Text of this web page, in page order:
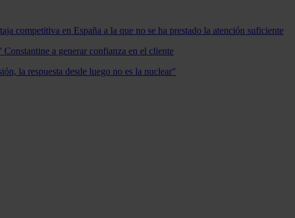
competitiva en España a la que no se ha prestado la atención suficiente
a generar confianza en el cliente
la respuesta desde luego no es la nuclear"